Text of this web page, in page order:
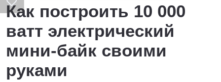
Как построить 10 000
ватт электрический
мини-байк своими
руками